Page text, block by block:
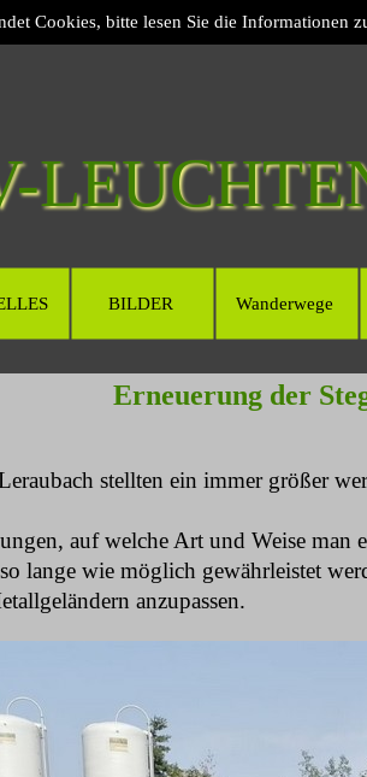
Cookies, bitte lesen Sie die Informationen
BILDER Wanderwege
Erneuerung der
stellten ein immer größer
auf welche Art und Weise man
lange wie möglich gewährleistet
anzupassen.